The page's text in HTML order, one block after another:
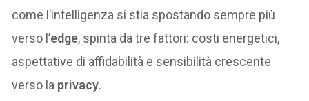
come l’intelligenza si stia spostando sempre più
verso l’edge, spinta da tre fattori: costi energetici,
aspettative di affidabilità e sensibilità crescente
verso la privacy.